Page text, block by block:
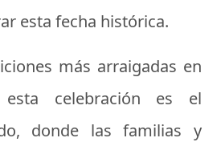
esta fecha histórica.
más arraigadas en
celebración es el
donde las familias y